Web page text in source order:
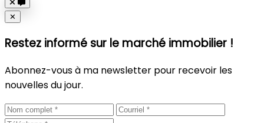
Close
✕
Restez informé sur le marché immobilier !
Abonnez-vous à ma newsletter pour recevoir les
nouvelles du jour.